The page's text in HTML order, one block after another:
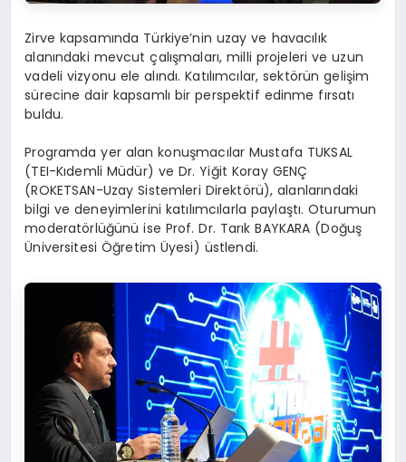
Zirve kapsamında Türkiye’nin uzay ve havacılık
alanındaki mevcut çalışmaları, milli projeleri ve uzun
vadeli vizyonu ele alındı. Katılımcılar, sektörün gelişim
sürecine dair kapsamlı bir perspektif edinme fırsatı
buldu.
Programda yer alan konuşmacılar Mustafa TUKSAL
(TEI-Kıdemli Müdür) ve Dr. Yiğit Koray GENÇ
(ROKETSAN-Uzay Sistemleri Direktörü), alanlarındaki
bilgi ve deneyimlerini katılımcılarla paylaştı. Oturumun
moderatörlüğünü ise Prof. Dr. Tarık BAYKARA (Doğuş
Üniversitesi Öğretim Üyesi) üstlendi.